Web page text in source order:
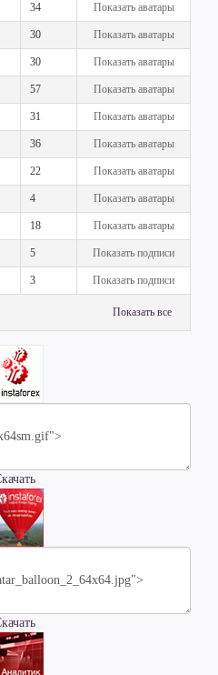
34 Показать аватары
30 Показать аватары
30 Показать аватары
57 Показать аватары
31 Показать аватары
36 Показать аватары
22 Показать аватары
4 Показать аватары
18 Показать аватары
5 Показать подписи
3 Показать подписи
Показать все